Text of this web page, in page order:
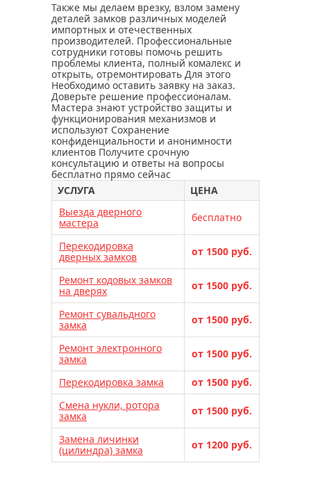
Также мы делаем врезку, взлом замену
деталей замков различных моделей
импортных и отечественных
производителей. Профессиональные
сотрудники готовы помочь решить
проблемы клиента, полный комалекс и
открыть, отремонтировать Для этого
Необходимо оставить заявку на заказ.
Доверьте решение профессионалам.
Мастера знают устройство защиты и
функционирования механизмов и
используют Сохранение
конфиденциальности и анонимности
клиентов Получите срочную
консультацию и ответы на вопросы
бесплатно прямо сейчас
УСЛУГА
ЦЕНА
Выезда дверного
мастера
бесплатно
Перекодировка
дверных замков
от 1500 руб.
Ремонт кодовых замков
на дверях
от 1500 руб.
Ремонт сувальдного
замка
от 1500 руб.
Ремонт электронного
замка
от 1500 руб.
Перекодировка замка
от 1500 руб.
Смена нукли, ротора
замка
от 1500 руб.
Замена личинки
(цилиндра) замка
от 1200 руб.